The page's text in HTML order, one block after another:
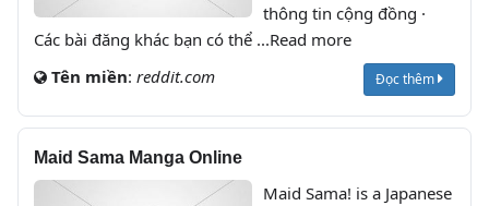
thông tin cộng đồng ·
Các bài đăng khác bạn có thể ...Read more
Tên miền: reddit.com Đọc thêm
Maid Sama Manga Online
Maid Sama! is a Japanese